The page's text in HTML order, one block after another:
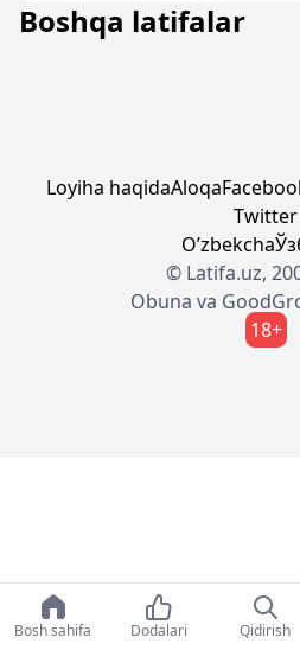
Boshqa latifalar
Loyiha haqidaAloqa
Twitter
Oʼzbekcha
© Latifa.uz,
Obuna va
18+
Bosh sahifa Dodalari Qidirish